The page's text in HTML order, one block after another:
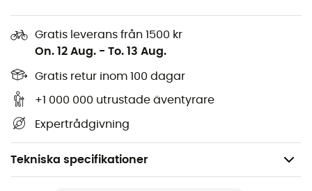
Gratis leverans från 1500 kr
On. 12 Aug. - To. 13 Aug.
Gratis retur inom 100 dagar
+1 000 000 utrustade äventyrare
Expertrådgivning
Tekniska specifikationer